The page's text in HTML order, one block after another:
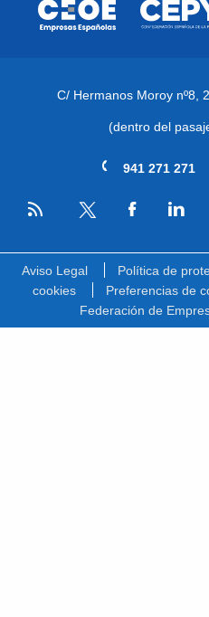
C/ Hermanos Moroy nº8,
(dentro del
941 271 271
RSS
Aviso Legal Política de
cookies
Preferencias de
Federación de